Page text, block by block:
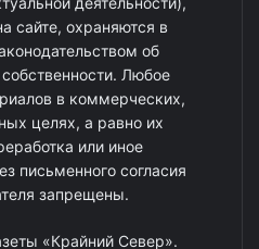
сайте, охраняются в
об
Любое
в коммерческих,
целях, а равно их
или иное
письменного согласия
запрещены.
«Крайний Север».